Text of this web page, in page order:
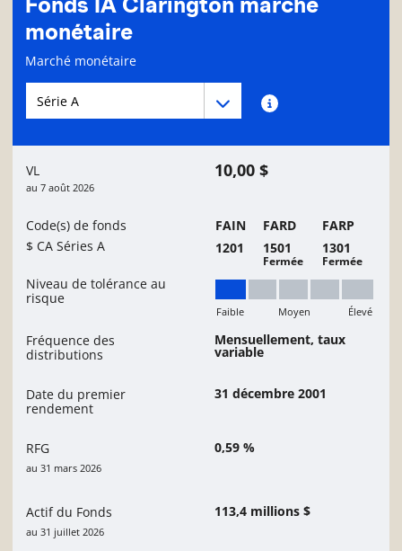
monétaire
Page d'informations sur le fonds
Marché monétaire
Menu déroulant des séries du Fonds
Menu déroulant des séries du Fonds
VL
au 7 août 2026
10,00 $
Code(s) de fonds
$ CA Séries A
FAIN FARD
FARP
1201
1501
Fermée
1301
Fermée
Niveau de tolérance au
risque
Faible
Faible Moyen Élevé
Fréquence des
distributions
Mensuellement, taux
variable
Date du premier
rendement
31 décembre 2001
RFG
au 31 mars 2026
0,59 %
Actif du Fonds
au 31 juillet 2026
113,4 millions $